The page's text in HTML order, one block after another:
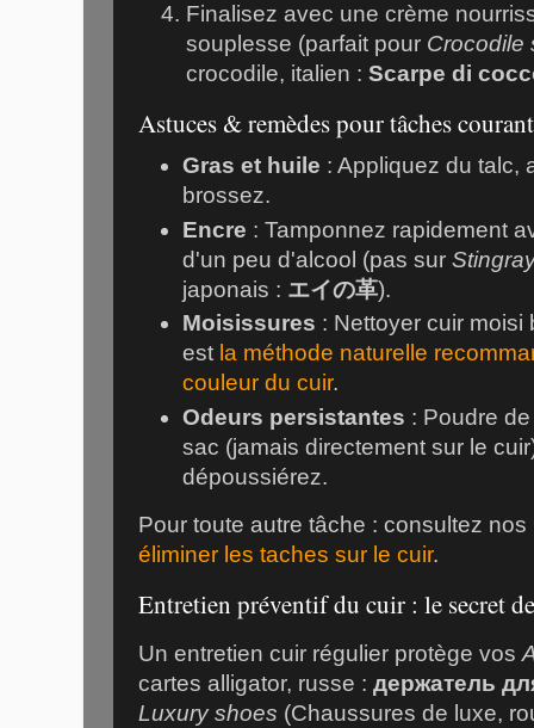
Finalisez avec une crème
souplesse (parfait pour Crocodile
crocodile, italien : Scarpe di
Astuces & remèdes pour tâches
Gras et huile : Appliquez du talc,
brossez.
Encre : Tamponnez rapidement
d'un peu d'alcool (pas sur
japonais : エイの革).
Moisissures : Nettoyer cuir
est la méthode naturelle
couleur du cuir.
Odeurs persistantes : Poudre
sac (jamais directement sur le
dépoussiérez.
Pour toute autre tâche : consultez nos
éliminer les taches sur le cuir.
Entretien préventif du cuir : le secret
Un entretien cuir régulier protège vos
cartes alligator, russe : держатель
Luxury shoes (Chaussures de luxe,